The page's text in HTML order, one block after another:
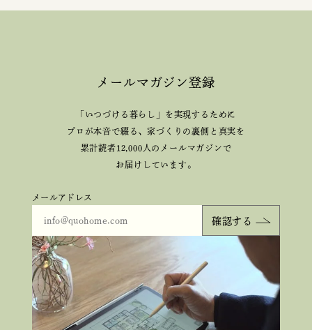
メールマガジン登録
「いつづける暮らし」を実現するために
プロが本音で綴る、家づくりの裏側と真実を
累計読者12,000人のメールマガジンで
お届けしています。
メールアドレス